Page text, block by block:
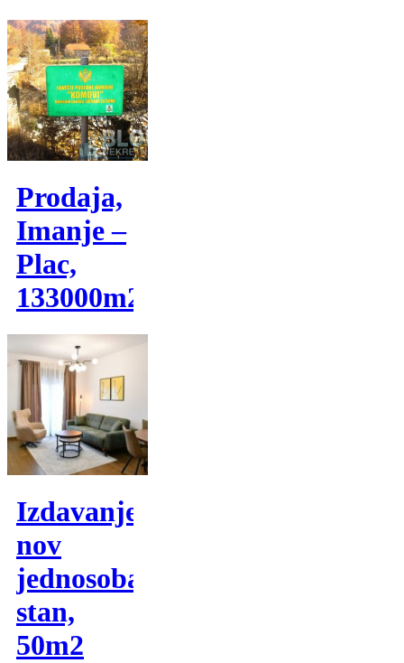
Prodaja,
Imanje –
Plac,
133000m2
Izdavanje,
nov
jednosoban
stan,
50m2